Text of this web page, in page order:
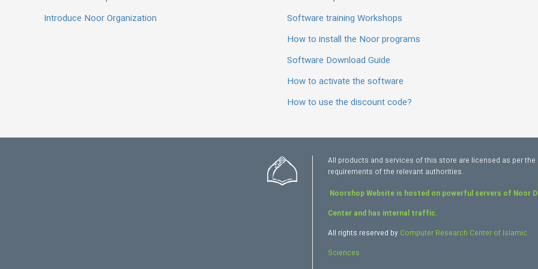
Introduce Noor Organization
Software training Workshops
How to install the Noor programs
Software Download Guide
How to activate the software
How to use the discount code?
All products and services of this store are licensed as per the
requirements of the relevant authorities.
Noorshop Website is hosted on powerful servers of Noor
Center and has internal traffic.
All rights reserved by Computer Research Center of Islamic
Sciences